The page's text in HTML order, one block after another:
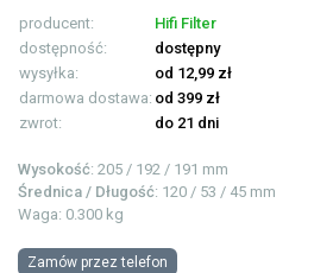
producent:
Hifi Filter
dostępność:
dostępny
wysyłka:
od 12,99 zł
darmowa dostawa: od 399 zł
zwrot:
do 21 dni
Wysokość: 205 / 192 / 191 mm
Średnica / Długość: 120 / 53 / 45 mm
Waga: 0.300 kg
Zamów przez telefon